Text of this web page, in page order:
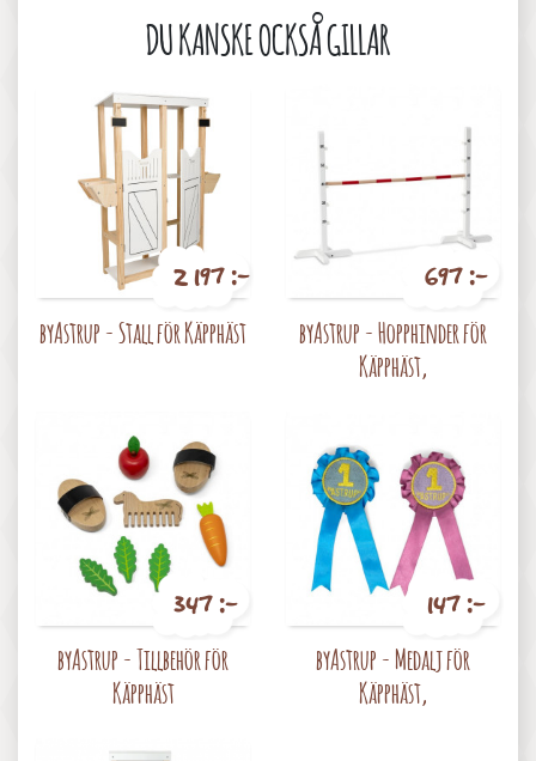
DU KANSKE OCKSÅ GILLAR
2 197 :-
byAstrup - Stall för Käpphäst
697 :-
byAstrup - Hopphinder för
Käpphäst,
347 :-
byAstrup - Tillbehör för
Käpphäst
147 :-
byAstrup - Medalj för
Käpphäst,